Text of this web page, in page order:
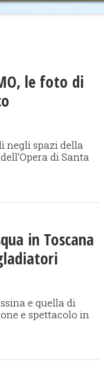
le foto di
negli spazi della
di Santa
in Toscana
e quella di
e spettacolo in